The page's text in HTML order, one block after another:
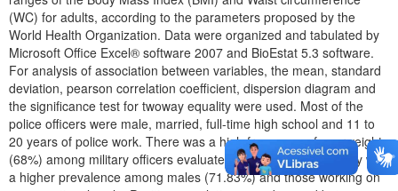
(WC) for adults, according to the parameters proposed by the
World Health Organization. Data were organized and tabulated by
Microsoft Office Excel® software 2007 and BioEstat 5.3 software.
For analysis of association between variables, the mean, standard
deviation, pearson correlation coefficient, dispersion diagram and
the significance test for twoway equality were used. Most of the
police officers were male, married, full-time high school and 11 to
20 years of police work. There was a high frequency of overweight
(68%) among military officers evaluated and abdominal obesity with
a higher prevalence among males (71.83%) and those working on